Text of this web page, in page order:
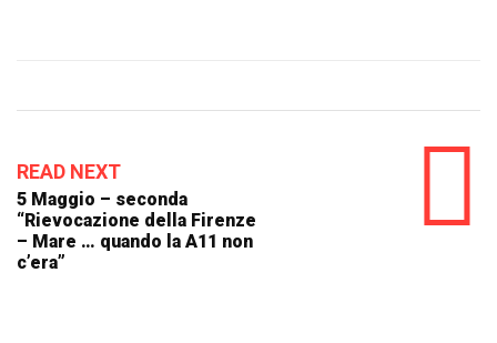
READ NEXT
5 Maggio – seconda
“Rievocazione della Firenze
– Mare … quando la A11 non
c’era”